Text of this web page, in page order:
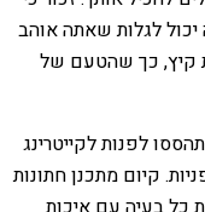
לגלות שאתה אוהב
קיץ, כך שהטעם של
לפנות לקייטרינג
קיום מתכנן חתונות